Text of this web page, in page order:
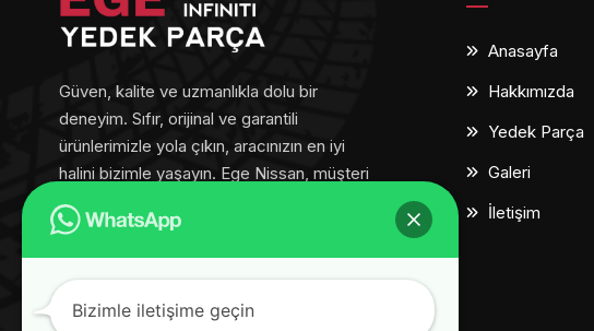
Güven, kalite ve uzmanlıkla dolu bir
deneyim. Sıfır, orijinal ve garantili
ürünlerimizle yola çıkın, aracınızın en iyi
halini bizimle yaşayın. Ege Nissan, müşteri
memnuniyetini her adımda ön planda
tutar.
Anasayfa
Hakkımızda
Yedek Parça
Galeri
İletişim
Bizimle iletişime geçin